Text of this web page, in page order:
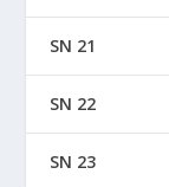
SN 21
SN 22
SN 23